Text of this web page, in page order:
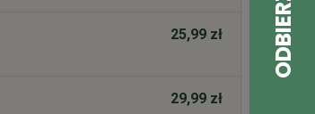
25,99 zł
29,99 zł